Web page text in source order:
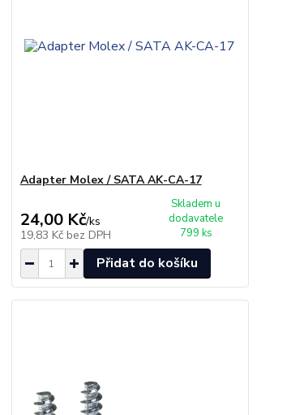
Adapter Molex / SATA AK-CA-17
24,00 Kč/ks
19,83 Kč bez DPH
Skladem u
dodavatele
799 ks
Přidat do košíku